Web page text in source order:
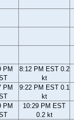
PM
8:12 PM EST 0.2
kt
PM
9:22 PM EST 0.1
kt
PM
10:29 PM EST
0.2 kt